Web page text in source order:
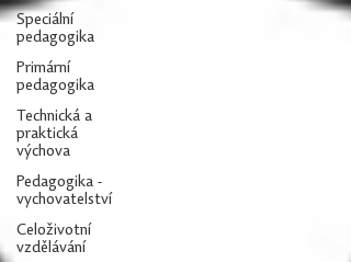
Speciální
pedagogika
Primární
pedagogika
Technická a
praktická
výchova
Pedagogika -
vychovatelství
Celoživotní
vzdělávání